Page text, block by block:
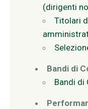
(dirigenti
Titolari
Bandi di
Bandi di